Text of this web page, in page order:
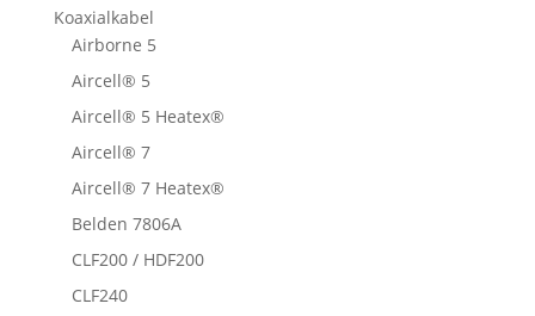
Koaxialkabel
Airborne 5
Aircell® 5
Aircell® 5 Heatex®
Aircell® 7
Aircell® 7 Heatex®
Belden 7806A
CLF200 / HDF200
CLF240